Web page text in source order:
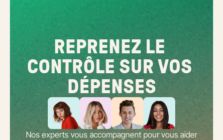
REPRENEZ LE
CONTRÔLE SUR VOS
DÉPENSES
Nos experts vous accompagnent pour vous aider